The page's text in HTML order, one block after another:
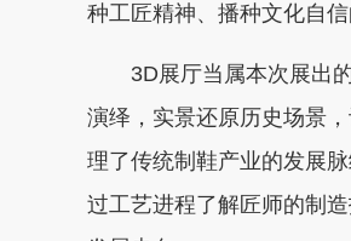
种工匠精神、播种文化自
3D展厅当属本次展出的
演绎，实景还原历史场景
理了传统制鞋产业的发展
过工艺进程了解匠师的制